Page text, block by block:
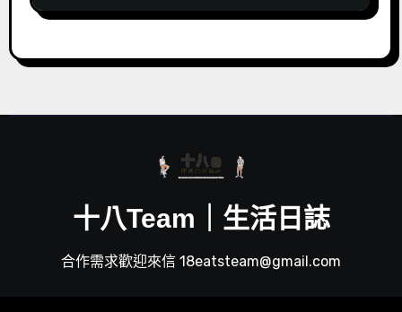
十八Team｜生活日誌
合作需求歡迎來信 18eatsteam@gmail.com